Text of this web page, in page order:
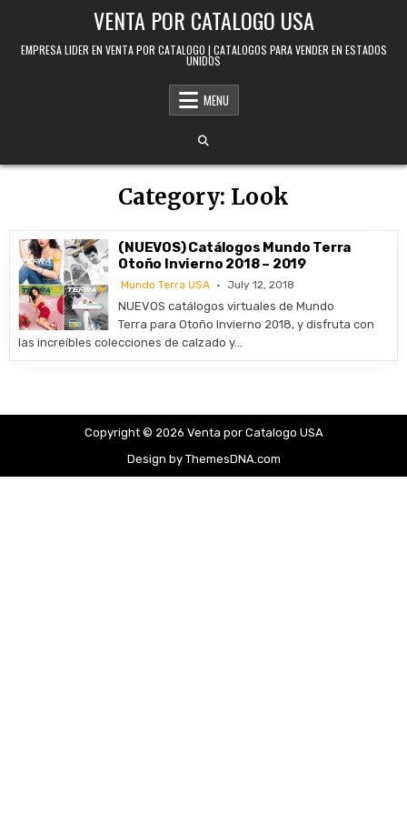
VENTA POR CATALOGO USA
EMPRESA LIDER EN VENTA POR CATALOGO | CATALOGOS PARA VENDER EN ESTADOS
UNIDOS
MENU
Category: Look
(NUEVOS) Catálogos Mundo Terra
Otoño Invierno 2018 – 2019
Mundo Terra USA July 12, 2018
NUEVOS catálogos virtuales de Mundo
Terra para Otoño Invierno 2018, y disfruta con
las increíbles colecciones de calzado y…
Copyright © 2026 Venta por Catalogo USA
Design by ThemesDNA.com